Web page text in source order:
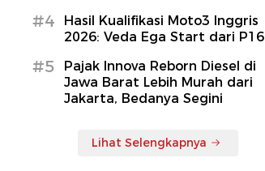
#4
Hasil Kualifikasi Moto3 Inggris
2026: Veda Ega Start dari P16
#5
Pajak Innova Reborn Diesel di
Jawa Barat Lebih Murah dari
Jakarta, Bedanya Segini
Lihat Selengkapnya